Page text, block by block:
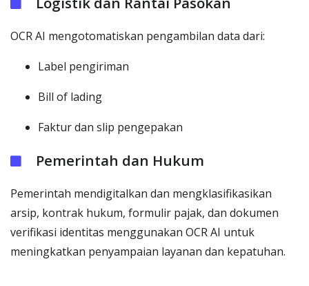
OCR AI mengotomatiskan pengambilan data dari:
Label pengiriman
Bill of lading
Faktur dan slip pengepakan
Pemerintah dan Hukum
Pemerintah mendigitalkan dan mengklasifikasikan
arsip, kontrak hukum, formulir pajak, dan dokumen
verifikasi identitas menggunakan OCR AI untuk
meningkatkan penyampaian layanan dan kepatuhan.